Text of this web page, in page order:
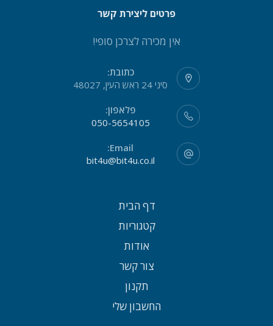
פרטים ליצירת קשר
אין מכירה לצרכן סופי!
כתובת:
סיני 24 ראש העין, 48027
פלאפון:
050-5654105
Email:
bit4u@bit4u.co.il
דף הבית
קטגוריות
אודות
צור קשר
תקנון
החשבון שלי